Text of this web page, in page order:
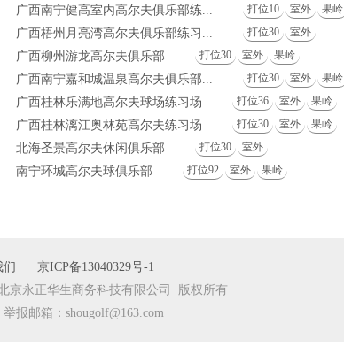
广西南宁健高室内高尔夫俱乐部练... 打位10 室外 果岭
广西梧州月亮湾高尔夫俱乐部练习... 打位30 室外
广西柳州游龙高尔夫俱乐部 打位30 室外 果岭
广西南宁嘉和城温泉高尔夫俱乐部... 打位30 室外 果岭
广西桂林乐满地高尔夫球场练习场 打位36 室外 果岭
广西桂林漓江奥林苑高尔夫练习场 打位30 室外 果岭
北海圣景高尔夫休闲俱乐部 打位30 室外
南宁环城高尔夫球俱乐部 打位92 室外 果岭
们
京ICP备13040329号-1
京永正华生商务科技有限公司 版权所有
报邮箱：shougolf@163.com